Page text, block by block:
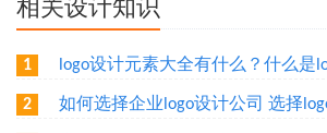
相关设计知识
1 logo设计元素大全有什么？什么是
2 如何选择企业logo设计公司 选择logo设